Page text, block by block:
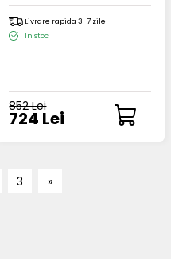
Livrare rapida 3-7 zile
In stoc
852 Lei
724 Lei
3 »